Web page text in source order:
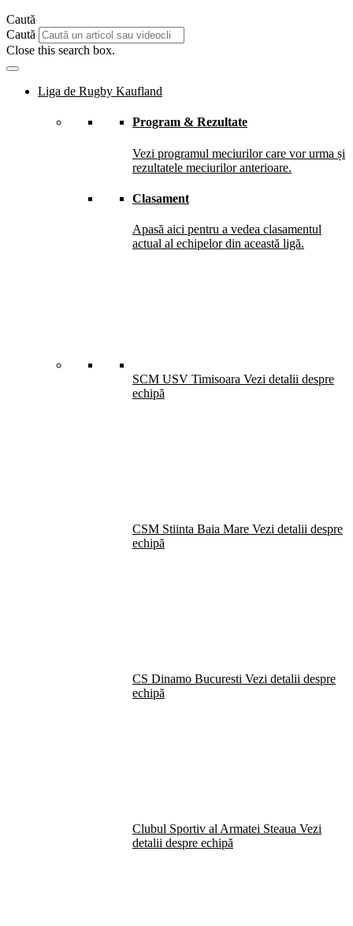
Caută
Caută
Close this search box.
Liga de Rugby Kaufland
Program & Rezultate
Vezi programul meciurilor care vor urma și
rezultatele meciurilor anterioare.
Clasament
Apasă aici pentru a vedea clasamentul
actual al echipelor din această ligă.
SCM USV Timisoara Vezi detalii despre
echipă
CSM Stiinta Baia Mare Vezi detalii despre
echipă
CS Dinamo Bucuresti Vezi detalii despre
echipă
Clubul Sportiv al Armatei Steaua Vezi
detalii despre echipă